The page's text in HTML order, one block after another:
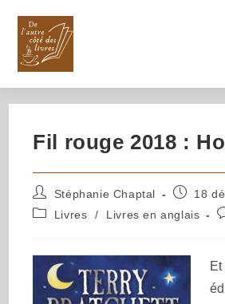
Fil rouge 2018 :
Stéphanie Chaptal
18
Livres
/ Livres en anglais